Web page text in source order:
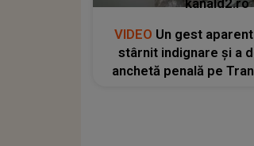
kanald2.ro
VIDEO Un gest
stârnit indignare și a
anchetă penală pe